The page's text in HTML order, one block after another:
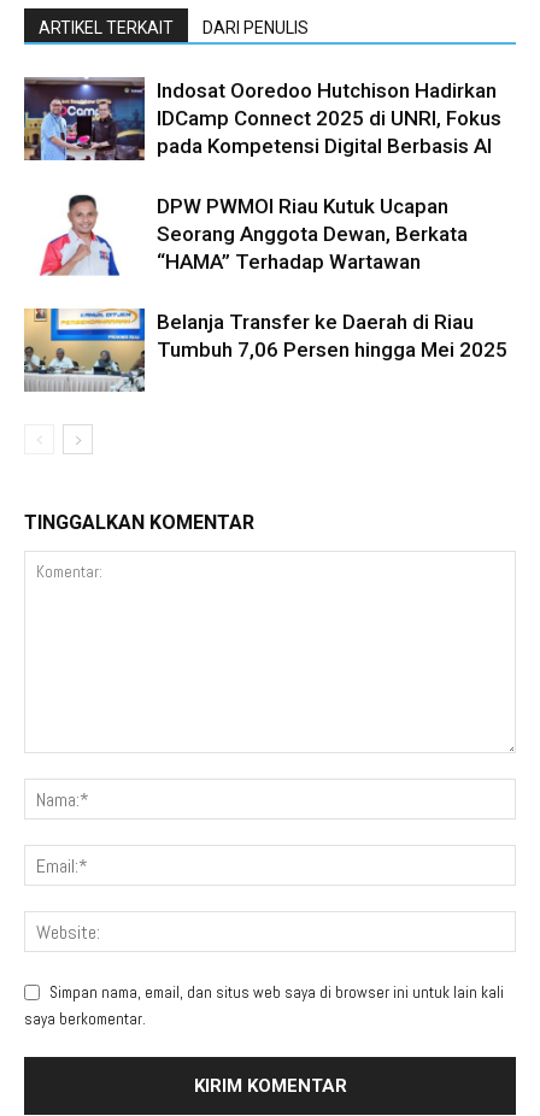
ARTIKEL TERKAIT DARI PENULIS
Indosat Ooredoo Hutchison Hadirkan
IDCamp Connect 2025 di UNRI, Fokus
pada Kompetensi Digital Berbasis AI
DPW PWMOI Riau Kutuk Ucapan
Seorang Anggota Dewan, Berkata
“HAMA” Terhadap Wartawan
Belanja Transfer ke Daerah di Riau
Tumbuh 7,06 Persen hingga Mei 2025
TINGGALKAN KOMENTAR
Simpan nama, email, dan situs web saya di browser ini untuk lain kali
saya berkomentar.